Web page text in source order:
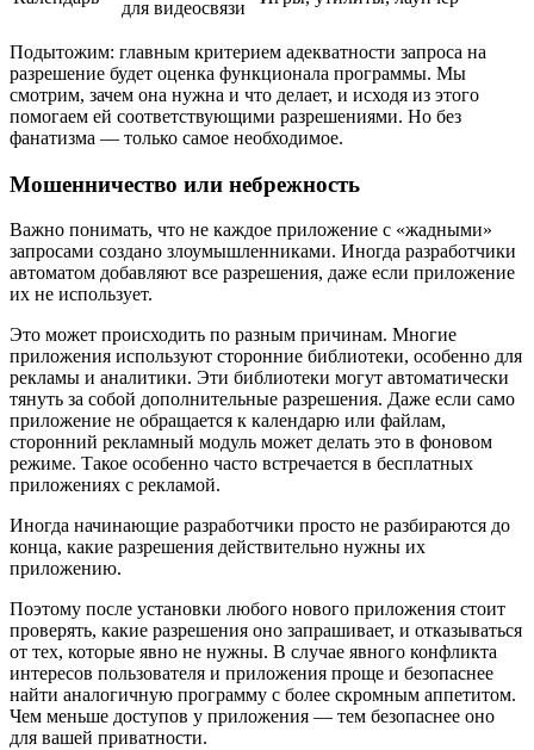
для видеосвязи
Подытожим: главным критерием адекватности запроса на
разрешение будет оценка функционала программы. Мы
смотрим, зачем она нужна и что делает, и исходя из этого
помогаем ей соответствующими разрешениями. Но без
фанатизма — только самое необходимое.
Мошенничество или небрежность
Важно понимать, что не каждое приложение с «жадными»
запросами создано злоумышленниками. Иногда разработчики
автоматом добавляют все разрешения, даже если приложение
их не использует.
Это может происходить по разным причинам. Многие
приложения используют сторонние библиотеки, особенно для
рекламы и аналитики. Эти библиотеки могут автоматически
тянуть за собой дополнительные разрешения. Даже если само
приложение не обращается к календарю или файлам,
сторонний рекламный модуль может делать это в фоновом
режиме. Такое особенно часто встречается в бесплатных
приложениях с рекламой.
Иногда начинающие разработчики просто не разбираются до
конца, какие разрешения действительно нужны их
приложению.
Поэтому после установки любого нового приложения стоит
проверять, какие разрешения оно запрашивает, и отказываться
от тех, которые явно не нужны. В случае явного конфликта
интересов пользователя и приложения проще и безопаснее
найти аналогичную программу с более скромным аппетитом.
Чем меньше доступов у приложения — тем безопаснее оно
для вашей приватности.